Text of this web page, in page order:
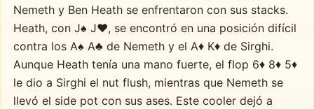
Nemeth y Ben Heath se enfrentaron con sus stacks.
Heath, con J♠ J♥, se encontró en una posición difícil
contra los A♠ A♣ de Nemeth y el A♦ K♦ de Sirghi.
Aunque Heath tenía una mano fuerte, el flop 6♦ 8♦ 5♦
le dio a Sirghi el nut flush, mientras que Nemeth se
llevó el side pot con sus ases. Este cooler dejó a